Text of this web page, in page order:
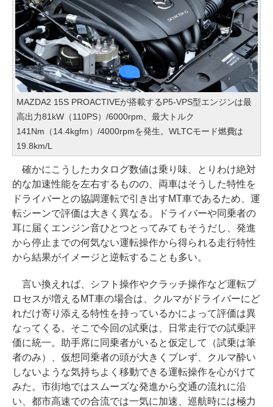
MAZDA2 15S PROACTIVEが搭載するP5-VPS型エンジンは最
高出力81kW（110PS）/6000rpm、最大トルク
141Nm（14.4kgfm）/4000rpmを発生。WLTCモード燃費は
19.8km/L
確かにこうしたカタログ数値は乗り味、とりわけ絶対
的な加速性能を左右するものの、両車はそうした特性を
ドライバーとの協調運転で引き出すMT車であるため、運
転シーンで評価は大きく異なる。ドライバーや同乗者の
耳に届くエンジン音ひとつとってみてもそうだし、発進
から停止までの何気ない運転操作から得られる走行特性
から結果がイメージと逆転することも多い。
言い換えれば、シフト操作やクラッチ操作など運転プ
ロセスが増えるMT車の場合は、クルマがドライバーにど
れだけ寄り添える特性を持っているかによって評価は異
なってくる。そこで今回の試乗は、日常走行での試乗評
価に統一。助手席に同乗者がいると仮定して（試乗は筆
者のみ）、仮想同乗者の頭が大きくブレず、クルマ酔い
しないような気持ちよく移動できる運転操作を心がけて
みた。市街地ではスムーズな発進から交通の流れに沿
い、都市高速での合流では一気に加速、巡航時には極力